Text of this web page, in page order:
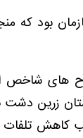
دیگر اقدامات این
های شاخص
توابع شهرستان
با افزایش راندمان آبیاری تا